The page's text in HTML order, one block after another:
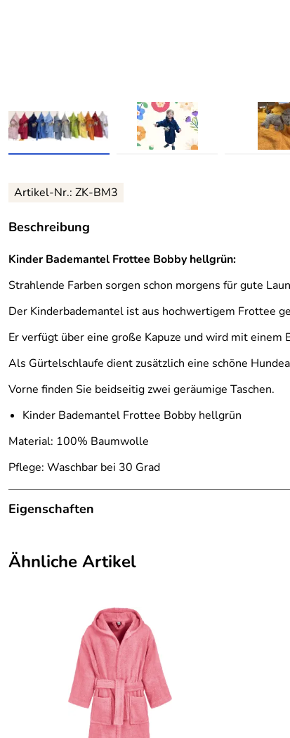
Artikel-Nr.: ZK-BM3
Beschreibung
Kinder Bademantel Frottee Bobby hellgrün:
Strahlende Farben sorgen schon morgens für gute
Der Kinderbademantel ist aus hochwertigem Frottee
Er verfügt über eine große Kapuze und wird mit einem
Als Gürtelschlaufe dient zusätzlich eine schöne
Vorne finden Sie beidseitig zwei geräumige Taschen.
Kinder Bademantel Frottee Bobby hellgrün
Material: 100% Baumwolle
Pflege: Waschbar bei 30 Grad
Eigenschaften
Farbe:
Grün
Ähnliche Artikel